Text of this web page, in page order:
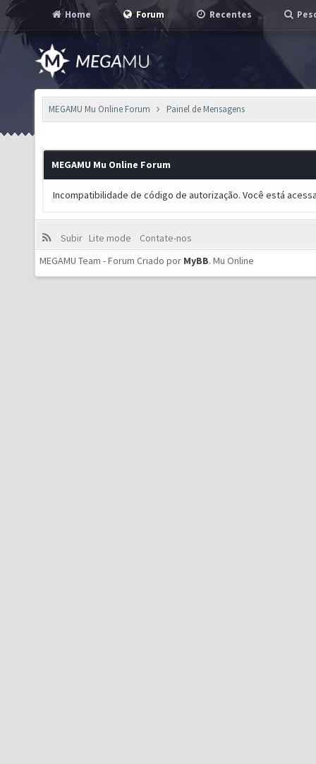
Home Forum Recentes
MEGAMU Mu Online Forum Painel de Mensagens
MEGAMU Mu Online Forum
Incompatibilidade de código de autorização. Você está
Subir Lite mode
Contate-nos
MEGAMU Team - Forum Criado por MyBB. Mu Online